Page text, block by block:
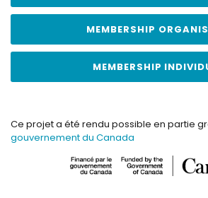
MEMBERSHIP
MEMBERSHIP
Ce projet a été rendu possible en partie
gouvernement du Canada